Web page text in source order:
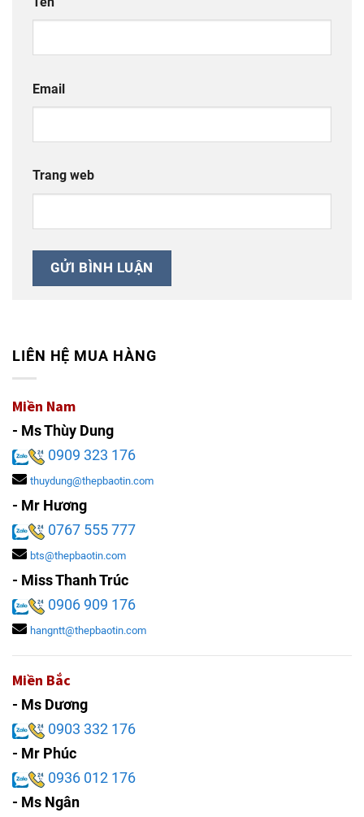
Email
Trang web
LIÊN HỆ MUA HÀNG
Miền Nam
- Ms Thùy Dung
0909 323 176
thuydung@thepbaotin.com
- Mr Hương
0767 555 777
bts@thepbaotin.com
- Miss Thanh Trúc
0906 909 176
hangntt@thepbaotin.com
Miền Bắc
- Ms Dương
0903 332 176
- Mr Phúc
0936 012 176
- Ms Ngân